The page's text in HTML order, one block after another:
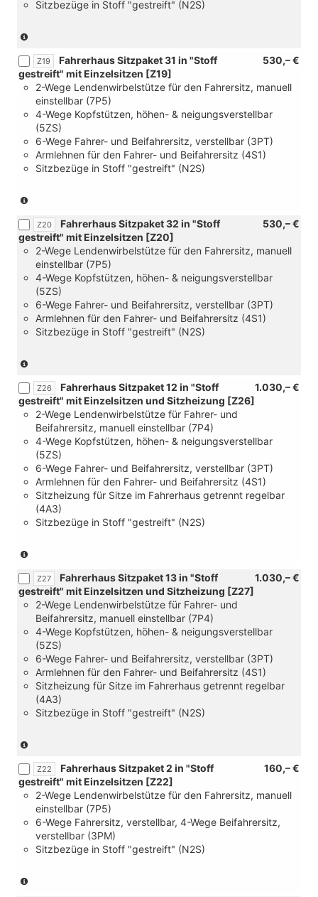
USB
Ohne
Sitze
im
Fahrgast-/Laderaum)
gestreift"
[Z03]
Exterieurpaket
genarbte
Anbauteile,
Kühlergrill
in
Wagenfarbe
lackiert)
Fahrerhaus
"Stoff
gestreift"
mit
Einzelsitzen
und
[Z03]
Exterieurpaket
genarbte
Anbauteile,
lackiert)
95
Ah,
Sitzbezüge in Stoff "gestreift" (N2S)
Verbindung
mit
[FC]
Palladium
Super
Dark-
Black
und
[YAA]
Z19 530,– €
Fahrerhaus Sitzpaket 31 in "Stoff
gestreift" mit Einzelsitzen [Z19]
2-Wege Lendenwirbelstütze für den Fahrersitz, manuell
einstellbar (7P5)
4-Wege Kopfstützen, höhen- & neigungsverstellbar
(5ZS)
6-Wege Fahrer- und Beifahrersitz, verstellbar (3PT)
Armlehnen für den Fahrer- und Beifahrersitz (4S1)
Sitzbezüge in Stoff "gestreift" (N2S)
Verbindung
mit
[FC]
Palladium
Super
Dark-
Black
und
[YAA]
Z20 530,– €
Fahrerhaus Sitzpaket 32 in "Stoff
gestreift" mit Einzelsitzen [Z20]
2-Wege Lendenwirbelstütze für den Fahrersitz, manuell
einstellbar (7P5)
4-Wege Kopfstützen, höhen- & neigungsverstellbar
(5ZS)
6-Wege Fahrer- und Beifahrersitz, verstellbar (3PT)
Armlehnen für den Fahrer- und Beifahrersitz (4S1)
Sitzbezüge in Stoff "gestreift" (N2S)
Verbindung
mit
[FC]
Palladium
Super
Dark-
Black
und
[YAA]
Steuerung
Sitzpaket
Seitenairbags
und
[6B2]
4
Verzurrösen
zur
Ladegutsicherung
im
Fahrgast/Laderaum)
Z26 1.030,– €
Fahrerhaus Sitzpaket 12 in "Stoff
gestreift" mit Einzelsitzen und Sitzheizung [Z26]
2-Wege Lendenwirbelstütze für Fahrer- und
Beifahrersitz, manuell einstellbar (7P4)
4-Wege Kopfstützen, höhen- & neigungsverstellbar
(5ZS)
6-Wege Fahrer- und Beifahrersitz, verstellbar (3PT)
Armlehnen für den Fahrer- und Beifahrersitz (4S1)
Sitzheizung für Sitze im Fahrerhaus getrennt regelbar
(4A3)
Sitzbezüge in Stoff "gestreift" (N2S)
Verbindung
mit
[FC]
Palladium
Super
Dark-
Black
und
[YAA]
Steuerung
Sitzpaket)
Z27 1.030,– €
Fahrerhaus Sitzpaket 13 in "Stoff
gestreift" mit Einzelsitzen und Sitzheizung [Z27]
2-Wege Lendenwirbelstütze für Fahrer- und
Beifahrersitz, manuell einstellbar (7P4)
4-Wege Kopfstützen, höhen- & neigungsverstellbar
(5ZS)
6-Wege Fahrer- und Beifahrersitz, verstellbar (3PT)
Armlehnen für den Fahrer- und Beifahrersitz (4S1)
Sitzheizung für Sitze im Fahrerhaus getrennt regelbar
(4A3)
Sitzbezüge in Stoff "gestreift" (N2S)
Verbindung
mit
[FC]
Palladium
Super
Dark-
Black
Z22 160,– €
Fahrerhaus Sitzpaket 2 in "Stoff
gestreift" mit Einzelsitzen [Z22]
2-Wege Lendenwirbelstütze für den Fahrersitz, manuell
einstellbar (7P5)
6-Wege Fahrersitz, verstellbar, 4-Wege Beifahrersitz,
verstellbar (3PM)
Sitzbezüge in Stoff "gestreift" (N2S)